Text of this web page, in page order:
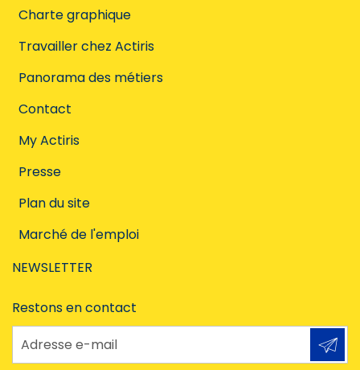
Charte graphique
Travailler chez Actiris
Panorama des métiers
Contact
My Actiris
Presse
Plan du site
Marché de l'emploi
NEWSLETTER
Restons en contact
Adresse e-mail